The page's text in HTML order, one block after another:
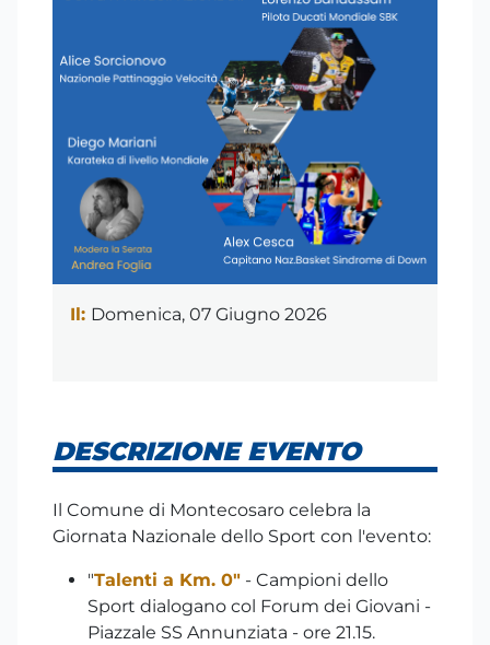
Il: Domenica, 07 Giugno 2026
DESCRIZIONE EVENTO
Il Comune di Montecosaro celebra la
Giornata Nazionale dello Sport con l'evento:
"Talenti a Km. 0" - Campioni dello
Sport dialogano col Forum dei Giovani -
Piazzale SS Annunziata - ore 21.15.